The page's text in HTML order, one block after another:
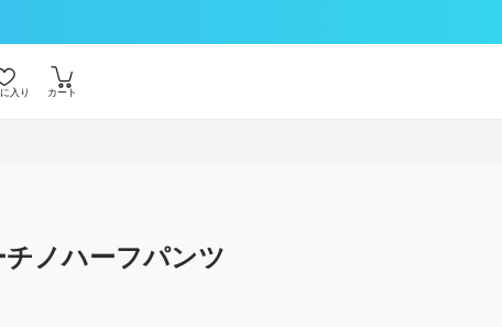
入り カート
ノハーフパンツ